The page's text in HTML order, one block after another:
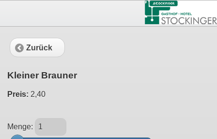
Zurück
Kleiner Brauner
Preis: 2,40
Menge: